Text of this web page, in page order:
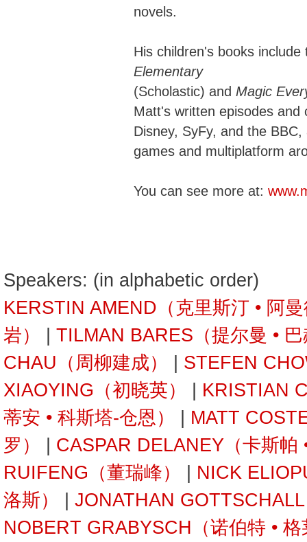
novels.
His children's books
Elementary
(Scholastic) and Magic
Matt's written episodes
Disney, SyFy, and the
games and multiplatform
You can see more at:
Speakers: (in alphabetic order)
KERSTIN AMEND（克里斯汀 • 阿
岩）
TILMAN BARES（提尔曼 •
CHAU（周柳建成）
STEFEN
XIAOYING（初晓英）
KRISTIAN
蒂安 • 科斯塔-仓恩）
MATT
罗）
CASPAR DELANEY（卡斯帕
RUIFENG（董瑞峰）
NICK
洛斯）
JONATHAN
NOBERT GRABYSCH（诺伯特 •